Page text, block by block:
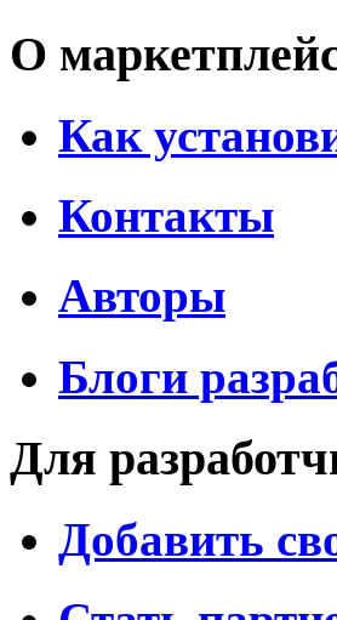
О
Как
Контакты
Авторы
Блоги
Для
Добавить